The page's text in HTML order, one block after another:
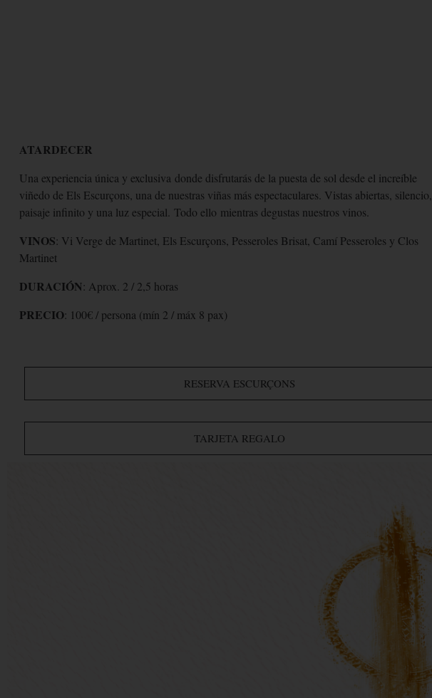
ATARDECER
Una experiencia única y exclusiva donde disfrutarás de la puesta de sol desde el increíble
viñedo de Els Escurçons, una de nuestras viñas más espectaculares. Vistas abiertas, silencio,
paisaje infinito y una luz especial. Todo ello mientras degustas nuestros vinos.
VINOS: Vi Verge de Martinet, Els Escurçons, Pesseroles Brisat, Camí Pesseroles y Clos
Martinet
DURACIÓN: Aprox. 2 / 2,5 horas
PRECIO: 100€ / persona (mín 2 / máx 8 pax)
RESERVA ESCURÇONS
TARJETA REGALO